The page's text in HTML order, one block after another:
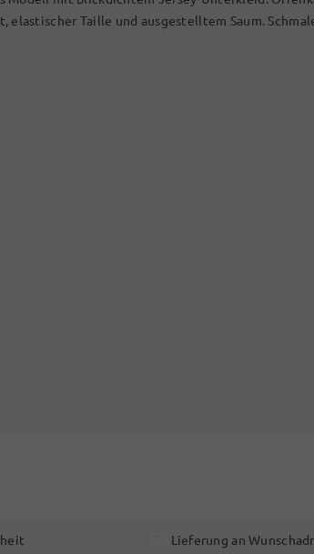
Taille und ausgestelltem Saum.
Lieferung an